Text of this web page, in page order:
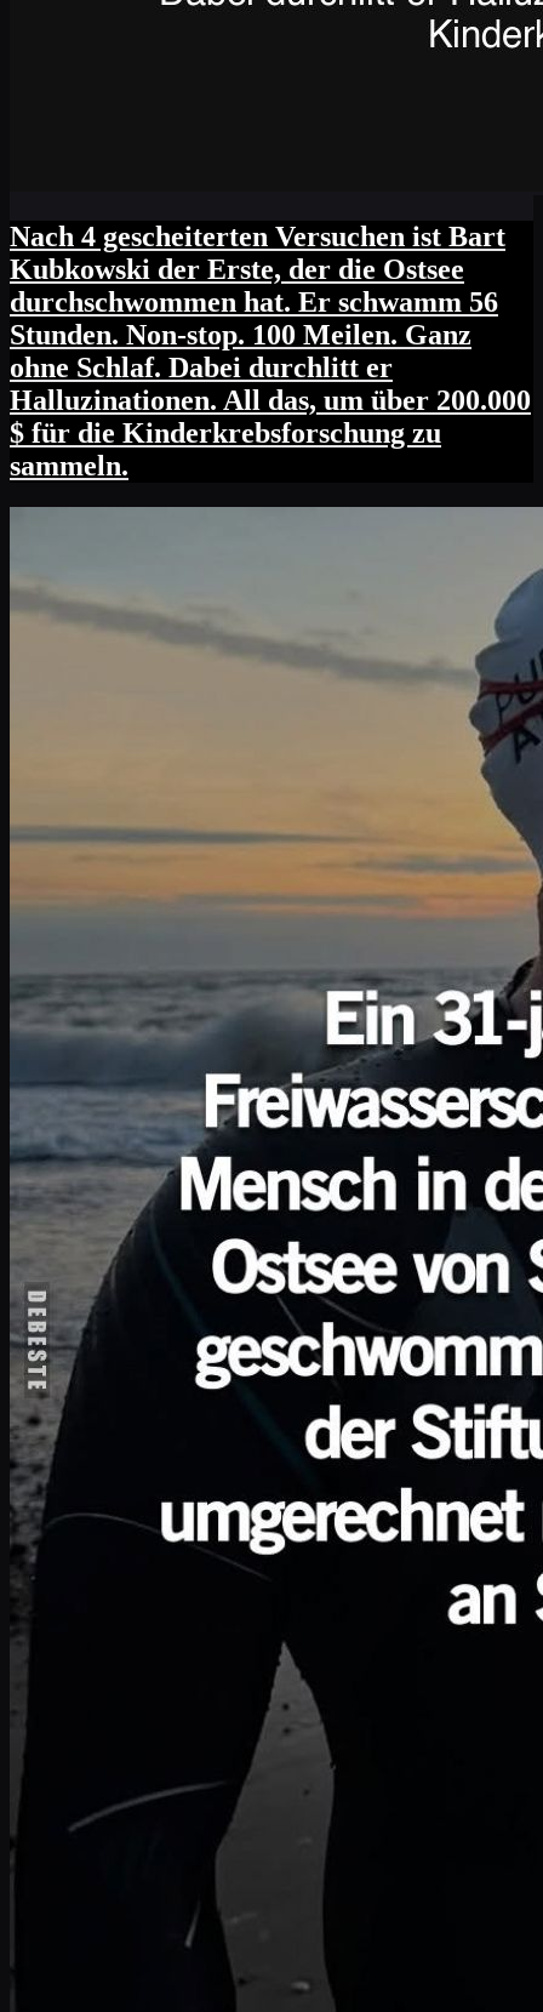
Nach 4 gescheiterten Versuchen ist Bart
Kubkowski der Erste, der die Ostsee
durchschwommen hat. Er schwamm 56
Stunden. Non-stop. 100 Meilen. Ganz
ohne Schlaf. Dabei durchlitt er
Halluzinationen. All das, um über 200.000
$ für die Kinderkrebsforschung zu
sammeln.